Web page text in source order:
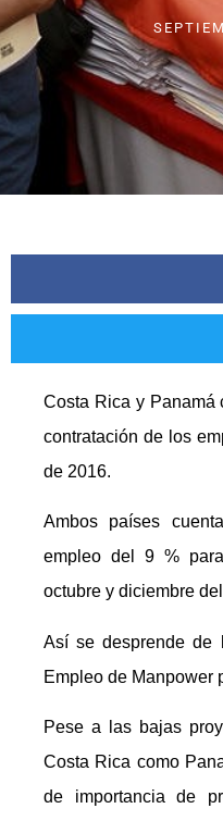
Costa Rica y Panamá
contratación de los
de 2016.
Ambos países
empleo del 9 %
octubre y diciembre
Así se desprende de
Empleo de Manpower
Pese a las bajas
Costa Rica como
de importancia de